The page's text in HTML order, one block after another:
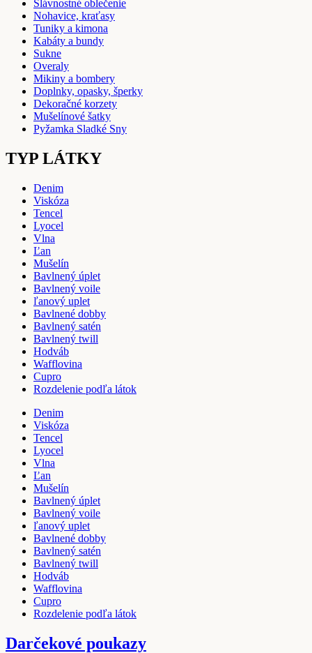
Slávnostné oblečenie
Nohavice, kraťasy
Tuniky a kimona
Kabáty a bundy
Sukne
Overaly
Mikiny a bombery
Doplnky, opasky, šperky
Dekoračné korzety
Mušelínové šatky
Pyžamka Sladké Sny
TYP LÁTKY
Denim
Viskóza
Tencel
Lyocel
Vlna
Ľan
Mušelín
Bavlnený úplet
Bavlnený voile
ľanový uplet
Bavlnené dobby
Bavlnený satén
Bavlnený twill
Hodváb
Wafflovina
Cupro
Rozdelenie podľa látok
Denim
Viskóza
Tencel
Lyocel
Vlna
Ľan
Mušelín
Bavlnený úplet
Bavlnený voile
ľanový uplet
Bavlnené dobby
Bavlnený satén
Bavlnený twill
Hodváb
Wafflovina
Cupro
Rozdelenie podľa látok
Darčekové poukazy